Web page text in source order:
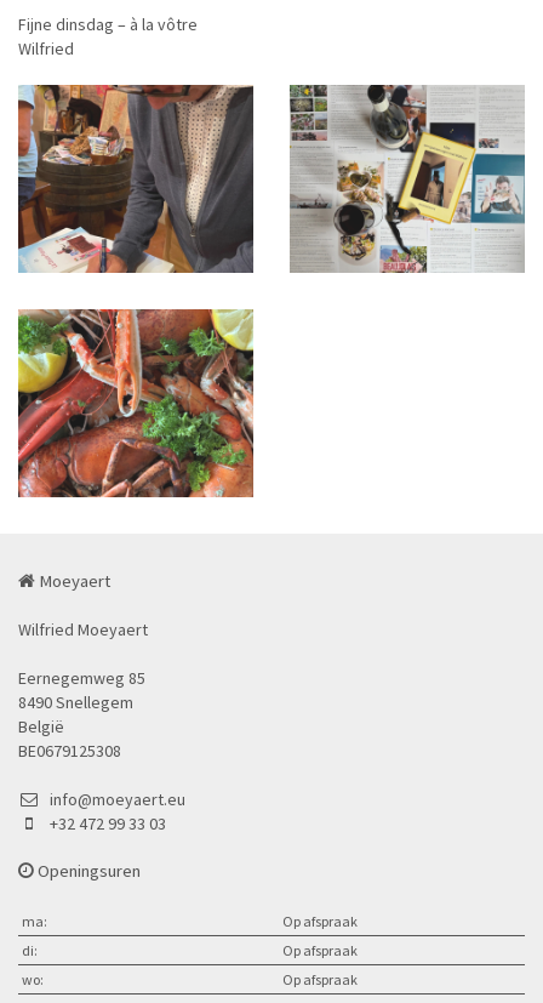
Fijne dinsdag – à la vôtre
Wilfried
Moeyaert
Wilfried Moeyaert
Eernegemweg 85
8490 Snellegem
België
BE0679125308
info@moeyaert.eu
+32 472 99 33 03
Openingsuren
ma:
Op afspraak
di:
Op afspraak
wo:
Op afspraak